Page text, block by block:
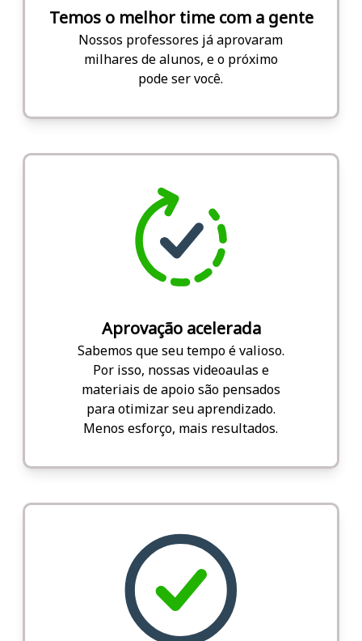
Temos o melhor time com a gente
Nossos professores já aprovaram
milhares de alunos, e o próximo
pode ser você.
Aprovação acelerada
Sabemos que seu tempo é valioso.
Por isso, nossas videoaulas e
materiais de apoio são pensados
para otimizar seu aprendizado.
Menos esforço, mais resultados.